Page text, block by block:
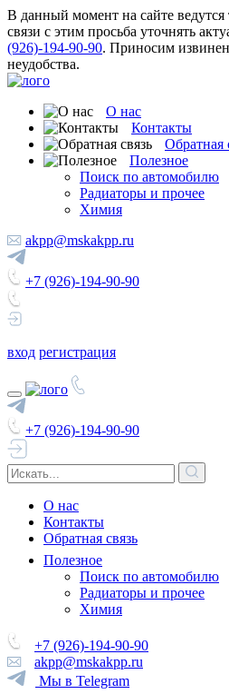
В данный момент на сайте ведутся
связи с этим просьба уточнять
(926)-194-90-90. Приносим
неудобства.
О нас
Контакты
Обратная
Полезное
Поиск по автомобилю
Радиаторы и прочее
Химия
akpp@mskakpp.ru
+7 (926)-194-90-90
вход регистрация
+7 (926)-194-90-90
О нас
Контакты
Обратная связь
Полезное
Поиск по автомобилю
Радиаторы и прочее
Химия
+7 (926)-194-90-90
akpp@mskakpp.ru
Мы в Telegram